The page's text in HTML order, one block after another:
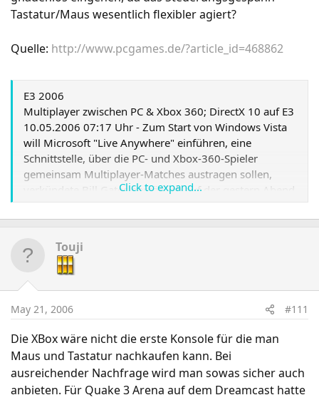
Tastatur/Maus wesentlich flexibler agiert?
Quelle: http://www.pcgames.de/?article_id=468862
E3 2006
Multiplayer zwischen PC & Xbox 360; DirectX 10 auf E3
10.05.2006 07:17 Uhr - Zum Start von Windows Vista
will Microsoft "Live Anywhere" einführen, eine
Schnittstelle, über die PC- und Xbox-360-Spieler
gemeinsam Multiplayer-Matches austragen sollen,
verkündete Bill Gates persönlich auf der gestern Abend
veranstalteten Pressekonferenz. Das neue Netzwerk
soll eine kontinuierliche Spielerfahrung mit einem In-
Freundesliste und Sprachkommunikation zwischen
allen Mitgliedern ermöglichen. Der Schlüssel zum Live-
Anywhere-Programm ist der Mehrspieler-Shooter
gleichzeitig für PC und Xbox 360 erscheint. Mehr über
Shadowrun lesen Sie in der nebenstehend verlinkten
separaten Meldung.
Auf der diesjährigen E3 demonstriert Microsoft darüber
hinaus die Leistungsfähigkeit von DirectX 10 -
Click to expand...
Touji
May 21, 2006 #111
Die XBox wäre nicht die erste Konsole für die man
Maus und Tastatur nachkaufen kann. Bei
ausreichender Nachfrage wird man sowas sicher auch
anbieten. Für Quake 3 Arena auf dem Dreamcast hatte